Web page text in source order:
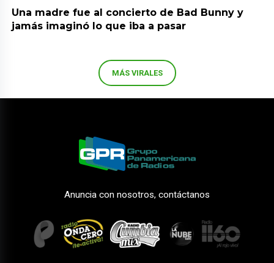
Una madre fue al concierto de Bad Bunny y
jamás imaginó lo que iba a pasar
MÁS VIRALES
Anuncia con nosotros, contáctanos